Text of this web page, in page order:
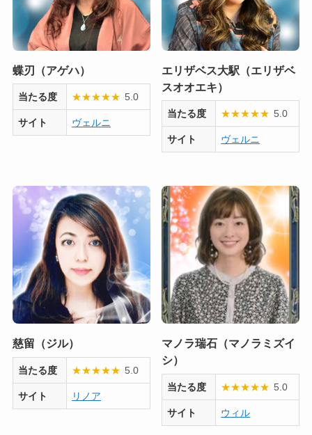
蝶刃（アゲハ）
当たる度 ★★★★★ 5.0
サイト ヴェルニ
エリザベス大駅（エリザベ
スオオエキ）
当たる度 ★★★★★ 5.0
サイト ヴェルニ
慈留（ジル）
当たる度 ★★★★★ 5.0
サイト リノア
マノラ瑞石（マノラミズイ
シ）
当たる度 ★★★★★ 5.0
サイト ウィル